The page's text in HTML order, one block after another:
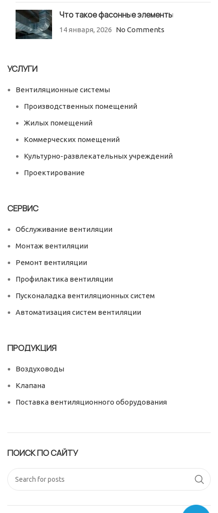
Что такое фасонные элементы
14 января, 2026 No Comments
УСЛУГИ
Вентиляционные системы
Производственных помещений
Жилых помещений
Коммерческих помещений
Культурно-развлекательных учреждений
Проектирование
СЕРВИС
Обслуживание вентиляции
Монтаж вентиляции
Ремонт вентиляции
Профилактика вентиляции
Пусконаладка вентиляционных систем
Автоматизация систем вентиляции
ПРОДУКЦИЯ
Воздуховоды
Клапана
Поставка вентиляционного оборудования
ПОИСК ПО САЙТУ